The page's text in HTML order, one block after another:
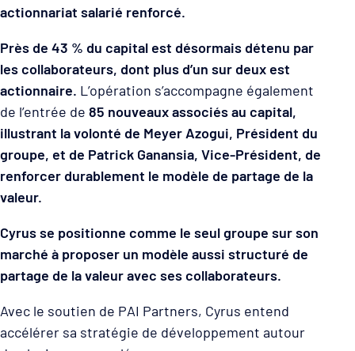
actionnariat salarié renforcé.
Près de 43 % du capital est désormais détenu par
les collaborateurs, dont plus d’un sur deux est
actionnaire. L’opération s’accompagne également
de l’entrée de 85 nouveaux associés au capital,
illustrant la volonté de Meyer Azogui, Président du
groupe, et de Patrick Ganansia, Vice-Président, de
renforcer durablement le modèle de partage de la
valeur.
Cyrus se positionne comme le seul groupe sur son
marché à proposer un modèle aussi structuré de
partage de la valeur avec ses collaborateurs.
Avec le soutien de PAI Partners, Cyrus entend
accélérer sa stratégie de développement autour